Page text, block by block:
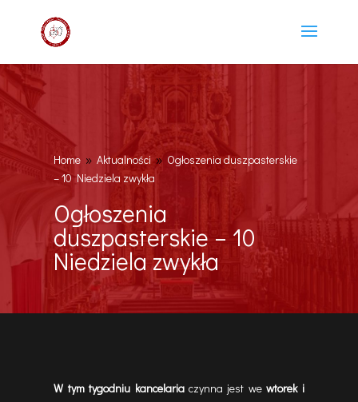
Home 9 Aktualności 9 Ogłoszenia duszpasterskie
– 10 Niedziela zwykła
Ogłoszenia
duszpasterskie – 10
Niedziela zwykła
W tym tygodniu kancelariaczynna jest wewtorek i